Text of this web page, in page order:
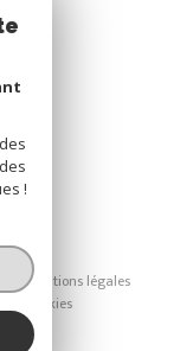
Mentions légales
Cookies
!